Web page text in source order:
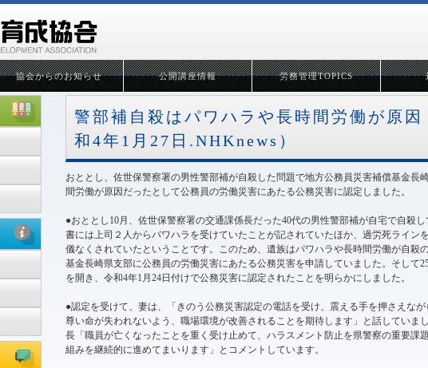
協会からのお知らせ 公開講座情報 労務管理TOPICS
警部補自殺はパワハラや長時間労働が原
和4年1月27日.NHKnews）
おととし、佐世保警察署の男性警部補が自殺した問題で地方公務員災害補償基金長
間労働が原因だったとして公務員の労働災害にあたる公務災害に認定しました。
●おととし10月、佐世保警察署の交通課係長だった40代の男性警部補が自宅で自殺
書には上司２人からパワハラを受けていたことが記されていたほか、過労死ライン
儀なくされていたということです。このため、遺族はパワハラや長時間労働が自殺
基金長崎県支部に公務員の労働災害にあたる公務災害を申請していました。そして
を開き、令和4年1月24日付けで公務災害に認定されたことを明らかにしました。
●認定を受けて、妻は、「きのう公務災害認定の電話を受け、震える手を押さえな
尊い命が失われないよう、職場環境が改善されることを期待します」と話していま
長「職員が亡くなったことを重く受け止めて、ハラスメント防止を県警察の重要課
組みを継続的に進めてまいります」とコメントしています。